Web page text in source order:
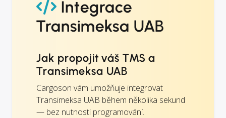
Integrace
Transimeksa UAB
Jak propojit váš TMS a
Transimeksa UAB
Cargoson vám umožňuje integrovat
Transimeksa UAB během několika sekund
— bez nutnosti programování.